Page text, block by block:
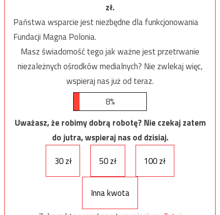
zł.
Państwa wsparcie jest niezbędne dla funkcjonowania
Fundacji Magna Polonia.
Masz świadomość tego jak ważne jest przetrwanie
niezależnych ośrodków medialnych? Nie zwlekaj więc,
wspieraj nas już od teraz.
8%
Uważasz, że robimy dobrą robotę? Nie czekaj zatem
do jutra, wspieraj nas od dzisiaj.
30 zł
50 zł 100 zł
Inna kwota